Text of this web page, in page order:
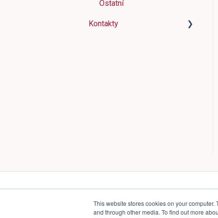
This website stores cookies on your
and through other media. To find out more
Ostatní
Kontakty